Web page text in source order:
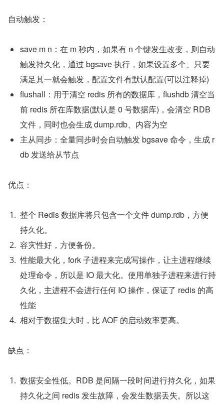
自动触发：
save m n：在 m 秒内，如果有 n 个键发生改变，则自动
触发持久化，通过 bgsave 执行，如果设置多个、只要
满足其一就会触发，配置文件有默认配置(可以注释掉)
flushall：用于清空 redis 所有的数据库，flushdb 清空当
前 redis 所在库数据(默认是 0 号数据库)，会清空 RDB
文件，同时也会生成 dump.rdb、内容为空
主从同步：全量同步时会自动触发 bgsave 命令，生成 r
db 发送给从节点
优点：
整个 Redis 数据库将只包含一个文件 dump.rdb，方便
持久化。
容灾性好，方便备份。
性能最大化，fork 子进程来完成写操作，让主进程继续
处理命令，所以是 IO 最大化。使用单独子进程来进行持
久化，主进程不会进行任何 IO 操作，保证了 redis 的高
性能
相对于数据集大时，比 AOF 的启动效率更高。
缺点：
数据安全性低。RDB 是间隔一段时间进行持久化，如果
持久化之间 redis 发生故障，会发生数据丢失。所以这